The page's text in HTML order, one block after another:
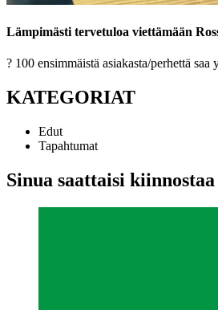
Lämpimästi tervetuloa viettämään
? 100 ensimmäistä asiakasta/perhettä saa
KATEGORIAT
Edut
Tapahtumat
Sinua saattaisi kiinnostaa